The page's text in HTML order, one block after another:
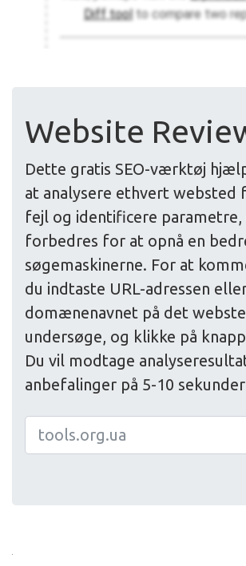
Website
Dette gratis SEO-værktøj
at analysere ethvert websted
fejl og identificere parametre,
forbedres for at opnå en
søgemaskinerne. For at
du indtaste URL-adressen
domænenavnet på det
undersøge, og klikke på
Du vil modtage
anbefalinger på 5-10 sekunder